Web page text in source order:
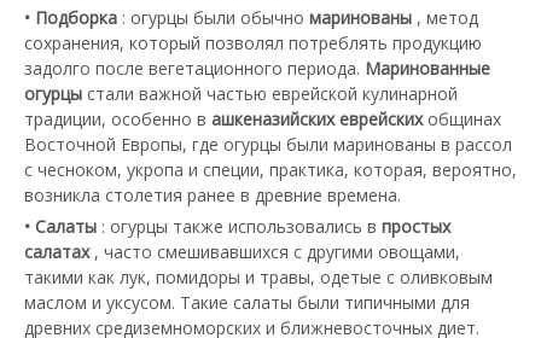
• Подборка : огурцы были обычно маринованы , метод
сохранения, который позволял потреблять продукцию
задолго после вегетационного периода. Маринованные
огурцы стали важной частью еврейской кулинарной
традиции, особенно в ашкеназийских еврейских общинах
Восточной Европы, где огурцы были маринованы в рассол
с чесноком, укропа и специи, практика, которая, вероятно,
возникла столетия ранее в древние времена.
• Салаты : огурцы также использовались в простых
салатах , часто смешивавшихся с другими овощами,
такими как лук, помидоры и травы, одетые с оливковым
маслом и уксусом. Такие салаты были типичными для
древних средиземноморских и ближневосточных диет.